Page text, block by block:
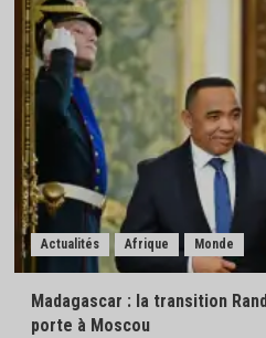
Actualités Afrique Monde
Madagascar : la transition
porte à Moscou